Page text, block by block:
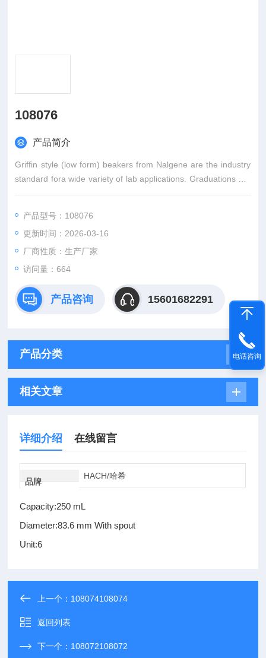
108076
产品简介
Griffin style (low form) beakers from Nalgene are the industry
standard fora wide variety of lab applications. Graduations are
high quality screen printing in sizes ≥250mL. Bull nose lip and
产品型号：108076
更新时间：2026-03-16
厂商性质：生产厂家
访问量：664
产品咨询 15601682291
产品分类
相关文章
详细介绍 在线留言
品牌
HACH/哈希
Capacity:250 mL
Diameter:83.6 mm With spout
Unit:6
上一个： 108074108074
返回列表
下一个： 108072108072
电话咨询